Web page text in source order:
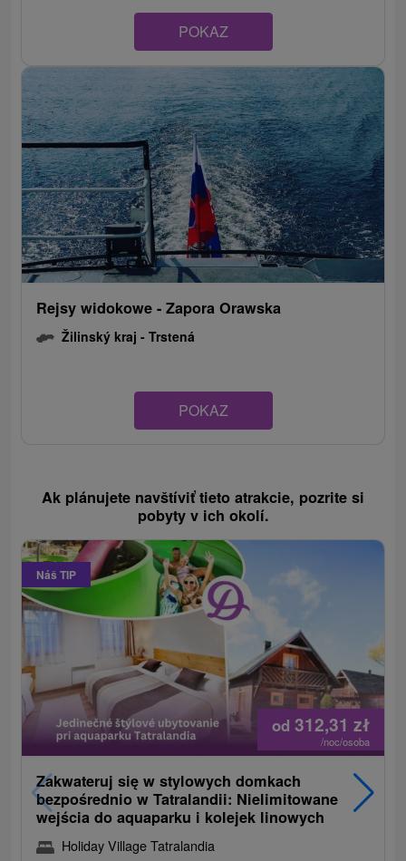
POKAZ
Rejsy widokowe - Zapora Orawska
Žilinský kraj -Trstená
POKAZ
Ak plánujete navštíviť tieto atrakcie, pozrite si
pobyty v ich okolí.
Náš TIP
od 312,31zł
/noc/osoba
Zakwateruj się w stylowych domkach
bezpośrednio w Tatralandii: Nielimitowane
wejścia do aquaparku i kolejek linowych
Holiday Village Tatralandia